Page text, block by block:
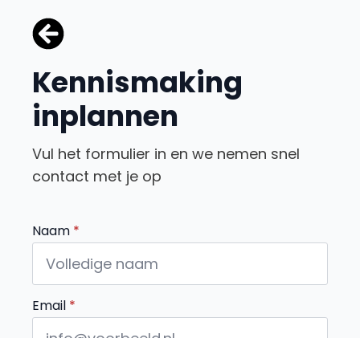
Kennismaking
inplannen
Vul het formulier in en we nemen snel
contact met je op
Naam *
Email *